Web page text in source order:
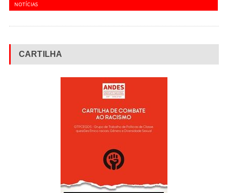
NOTÍCIAS
CARTILHA